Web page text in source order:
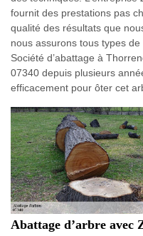
fournit des prestations pas
qualité des résultats que
nous assurons tous types
Société d’abattage à
07340 depuis plusieurs
efficacement pour ôter cet
Abattage d’arbre avec